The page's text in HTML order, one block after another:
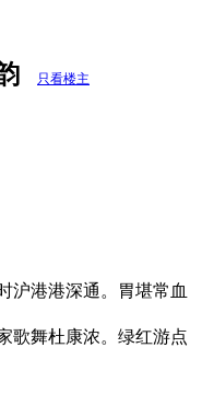
只看楼主
沪港港深通。胃堪常血
歌舞杜康浓。绿红游点